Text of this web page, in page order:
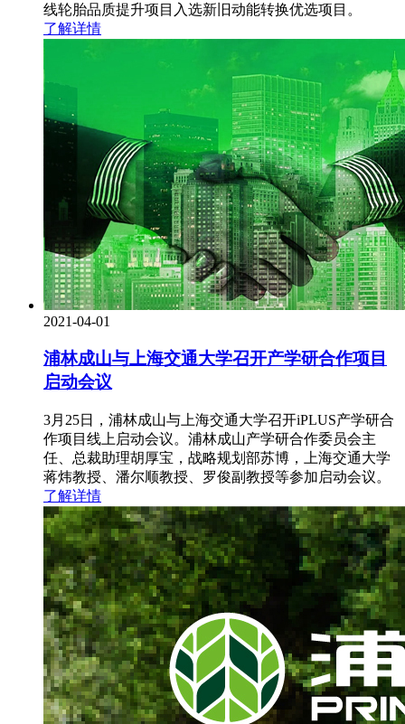
线轮胎品质提升项目入选新旧动能转换优选项目。
了解详情
2021-04-01
浦林成山与上海交通大学召开产学研合作项目
启动会议
3月25日，浦林成山与上海交通大学召开iPLUS产学研合
作项目线上启动会议。浦林成山产学研合作委员会主
任、总裁助理胡厚宝，战略规划部苏博，上海交通大学
蒋炜教授、潘尔顺教授、罗俊副教授等参加启动会议。
了解详情